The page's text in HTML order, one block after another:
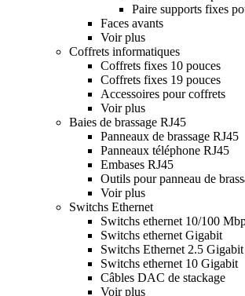
Paire supports fixes
Faces avants
Voir plus
Coffrets informatiques
Coffrets fixes 10 pouces
Coffrets fixes 19 pouces
Accessoires pour coffrets
Voir plus
Baies de brassage RJ45
Panneaux de brassage RJ45
Panneaux téléphone RJ45
Embases RJ45
Outils pour panneau de
Voir plus
Switchs Ethernet
Switchs ethernet 10/100
Switchs ethernet Gigabit
Switchs Ethernet 2.5 Gigabit
Switchs ethernet 10 Gigabit
Câbles DAC de stackage
Voir plus